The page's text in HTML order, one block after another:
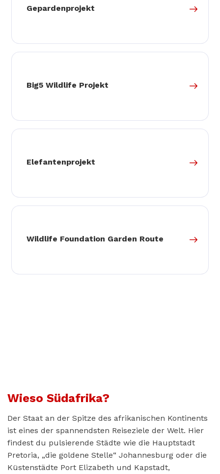
Gepardenprojekt
Big5 Wildlife Projekt
Elefantenprojekt
Wildlife Foundation Garden Route
Wieso Südafrika?
Der Staat an der Spitze des afrikanischen Kontinents
ist eines der spannendsten Reiseziele der Welt. Hier
findest du pulsierende Städte wie die Hauptstadt
Pretoria, „die goldene Stelle“ Johannesburg oder die
Küstenstädte Port Elizabeth und Kapstadt,